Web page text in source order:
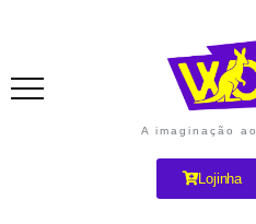
A imaginação
Lojinha